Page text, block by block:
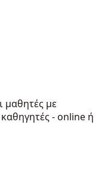
μαθητές με
- online ή